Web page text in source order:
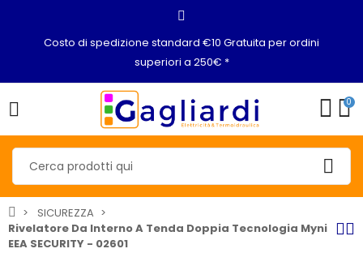
Costo di spedizione standard €10 Gratuita per ordini
superiori a 250€ *
0
SICUREZZA
Rivelatore Da Interno A Tenda Doppia Tecnologia Myni
EEA SECURITY - 02601